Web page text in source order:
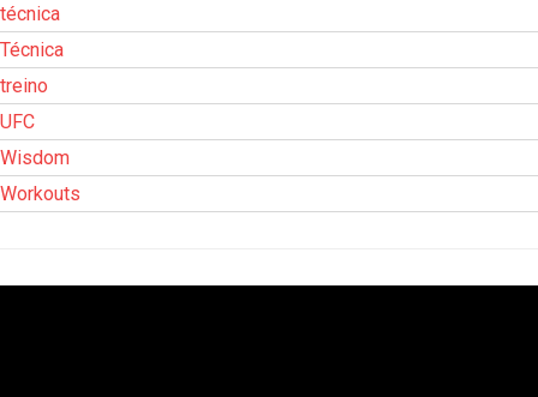
técnica
Técnica
treino
UFC
Wisdom
Workouts